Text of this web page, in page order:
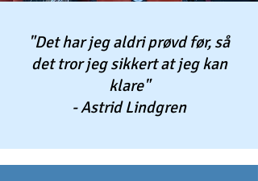
"Det har jeg aldri prøvd før, så
det tror jeg sikkert at jeg kan
klare"
- Astrid Lindgren